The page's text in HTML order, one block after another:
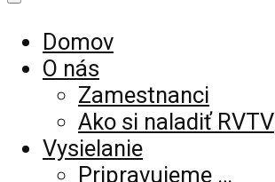
Domov
O nás
Zamestnanci
Ako si naladiť RVTV
Vysielanie
Pripravujeme …